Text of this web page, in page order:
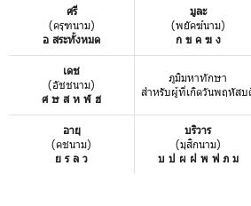
ศรี
(ครุฑนาม)
อ สระทั้งหมด
มูละ
(พยัคฆ์นาม)
ก ข ค ฆ ง
เดช
(อัชชนาม)
ศ ษ ส ห ฬ ฮ
ภูมิมหาทักษา
สำหรับผู้ที่เกิดวันพฤหัสบ
อายุ
(คชนาม)
ย ร ล ว
บริวาร
(มุสิกนาม)
บ ป ผ ฝ พ ฟ ภ ม